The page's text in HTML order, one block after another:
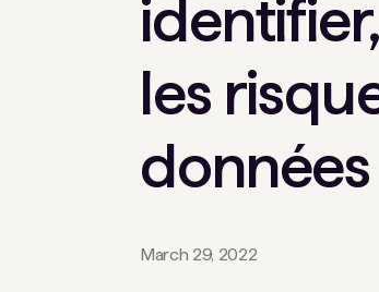
les
March 29, 2022